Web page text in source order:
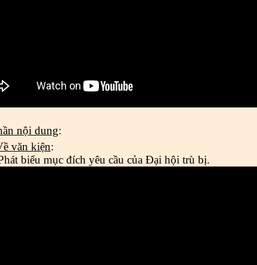
nội dung:
văn kiện:
biểu mục đích yêu cầu của Đại hội trù bị.